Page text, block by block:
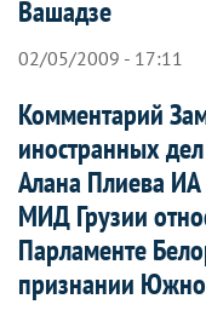
Вашадзе
02/05/2009 - 17:11
Комментарий
иностранных
Алана Плиева ИА
МИД Грузии
Парламенте
признании